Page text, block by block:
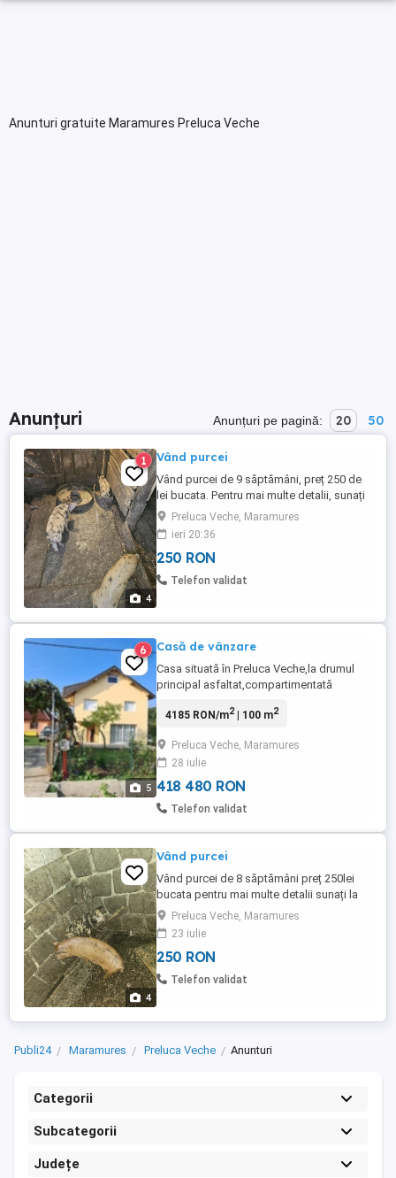
Anunturi gratuite Maramures Preluca Veche
Anunțuri Anunțuri pe pagină: 20 50
4
1 Vând purcei
Vând purcei de 9 săptămâni, preț 250 de
lei bucata. Pentru mai multe detalii, sunați
la numărul de telefon sau . Se pot vedea în
Preluca Veche, comuna Copalnic
Mănăștiur.
Preluca Veche, Maramures
ieri 20:36
250 RON
Telefon validat
5
6 Casă de vânzare
Casa situată în Preluca Veche,la drumul
principal asfaltat,compartimentată
parter -sufragerie,hol etaj- 3
este amenajată Casa dispune de teren
Aștept oferte sau schimb cu apartament
în Baia Mare
4185 RON/m2| 100 m2
Preluca Veche, Maramures
28 iulie
418 480 RON
Telefon validat
4
Vând purcei
Vând purcei de 8 săptămâni preț 250lei
bucata pentru mai multe detalii sunați la
numărul de telefon sau ( Se pot vedea în
Preluca Veche Copalnic Mănăștiur)
Preluca Veche, Maramures
23 iulie
250 RON
Telefon validat
Publi24 Maramures Preluca Veche Anunturi
Categorii
Subcategorii
Județe